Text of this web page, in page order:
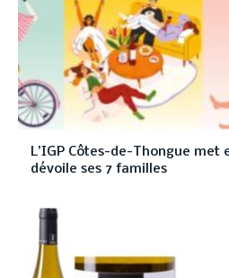
L’IGP Côtes-de-Thongue
dévoile ses 7 familles